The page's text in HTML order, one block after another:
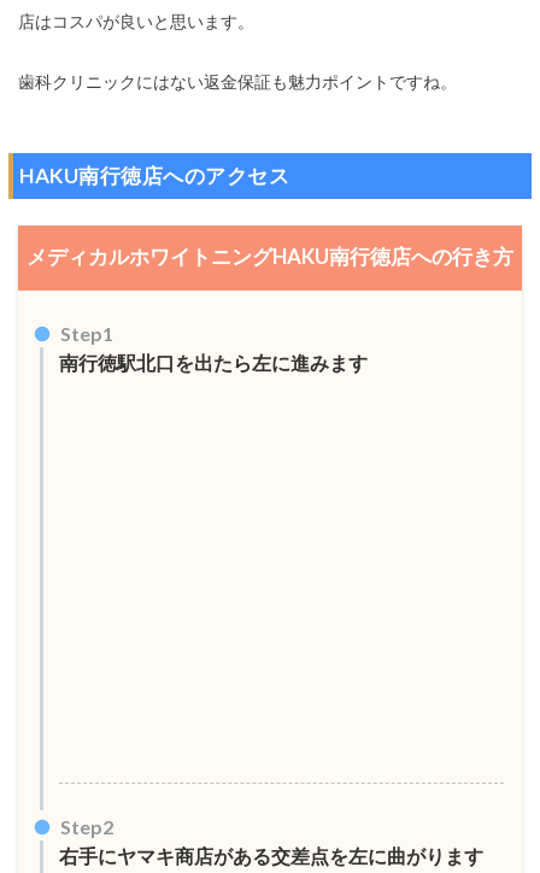
店はコスパが良いと思います。
歯科クリニックにはない返金保証も魅力ポイントですね。
HAKU南行徳店へのアクセス
メディカルホワイトニングHAKU南行徳店への行き方
Step1
南行徳駅北口を出たら左に進みます
Step2
右手にヤマキ商店がある交差点を左に曲がります